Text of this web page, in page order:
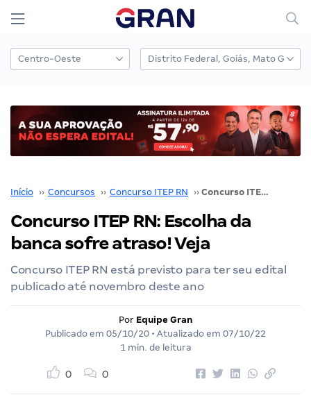
Início ›› Concursos ›› Concurso ITEP RN ›› Concurso ITEP RN: Escolha da banca sofre atraso! Veja
Concurso ITEP RN: Escolha da
banca sofre atraso! Veja
Concurso ITEP RN está previsto para ter seu edital
publicado até novembro deste ano
Por Equipe Gran
Publicado em 05/10/20 • Atualizado em 07/10/22
1 min. de leitura
0 0